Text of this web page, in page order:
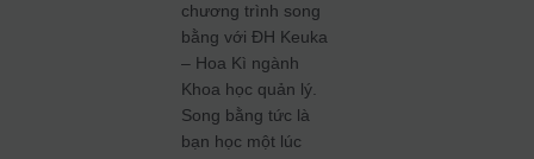
chương trình song
bằng với ĐH Keuka
– Hoa Kì ngành
Khoa học quản lý.
Song bằng tức là
bạn học một lúc